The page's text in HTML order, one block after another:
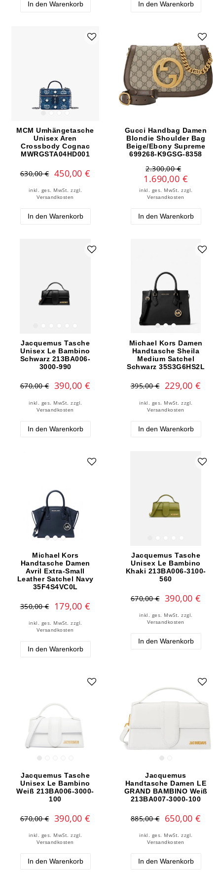
In den Warenkorb In den Warenkorb
MCM Umhängetasche
Unisex Aren
Crossbody Cognac
MWRGSTA04HD001
630,00 € 450,00 €
inkl. ges. MwSt. zzgl.
Versandkosten
In den Warenkorb
Gucci Handbag Damen
Blondie Shoulder Bag
Beige/Ebony Supreme
699268-K9GSG-8358
2.300,00 €
1.690,00 €
inkl. ges. MwSt. zzgl.
Versandkosten
In den Warenkorb
Jacquemus Tasche
Unisex Le Bambino
Schwarz 213BA006-
3000-990
670,00 € 390,00 €
inkl. ges. MwSt. zzgl.
Versandkosten
In den Warenkorb
Michael Kors Damen
Handtasche Sheila
Medium Satchel
Schwarz 35S3G6HS2L
395,00 € 229,00 €
inkl. ges. MwSt. zzgl.
Versandkosten
In den Warenkorb
Michael Kors
Handtasche Damen
Avril Extra‑Small
Leather Satchel Navy
35F4S4VC0L
350,00 € 179,00 €
inkl. ges. MwSt. zzgl.
Versandkosten
In den Warenkorb
Jacquemus Tasche
Unisex Le Bambino
Khaki 213BA006-3100-
560
670,00 € 390,00 €
inkl. ges. MwSt. zzgl.
Versandkosten
In den Warenkorb
Jacquemus Tasche
Unisex Le Bambino
Weiß 213BA006-3000-
100
670,00 € 390,00 €
inkl. ges. MwSt. zzgl.
Versandkosten
In den Warenkorb
Jacquemus
Handtasche Damen LE
GRAND BAMBINO Weiß
213BA007-3000-100
885,00 € 650,00 €
inkl. ges. MwSt. zzgl.
Versandkosten
In den Warenkorb